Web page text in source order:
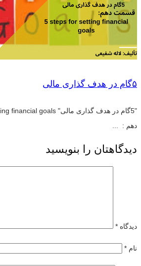
۵گام در هدف گذاری مالی
دهم : ...
دیدگاهتان را بنویسید
دیدگاه *
نام *